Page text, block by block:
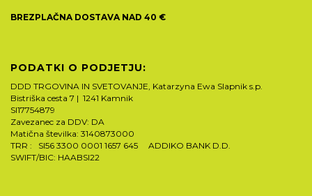
BREZPLAČNA DOSTAVA NAD 40 €
PODATKI O PODJETJU:
DDD TRGOVINA IN SVETOVANJE, Katarzyna Ewa Slapnik s.p.
Bistriška cesta 7 | 1241 Kamnik
SI17754879
Zavezanec za DDV: DA
Matična številka: 3140873000
TRR : SI56 3300 0001 1657 645 ADDIKO BANK D.D.
SWIFT/BIC: HAABSI22